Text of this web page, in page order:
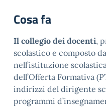
Cosa fa
Il collegio dei docenti,
scolastico e composto
nell’istituzione
dell’Offerta Formativa
indirizzi del dirigente
programmi